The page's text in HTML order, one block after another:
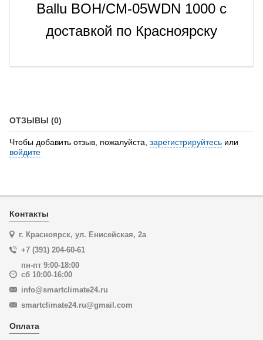
Ballu BOH/CM-05WDN 1000 с
доставкой по Красноярску
ОТЗЫВЫ (0)
Чтобы добавить отзыв, пожалуйста, зарегистрируйтесь или
войдите
Контакты
г. Красноярск, ул. Енисейская, 2а
+7 (391) 204-60-61
пн-пт 9:00-18:00
сб 10:00-16:00
info@smartclimate24.ru
smartclimate24.ru@gmail.com
Оплата